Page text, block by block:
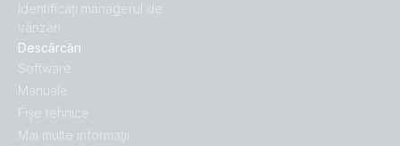
Descărcări
Software
Manuale
Fișe tehnice
Mai multe informaţii
Identificați managerul de
vânzări